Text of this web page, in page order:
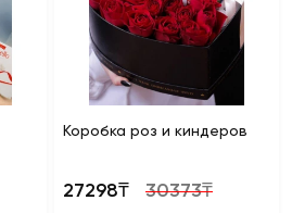
Коробка роз и киндеров
27298₸ 30373₸